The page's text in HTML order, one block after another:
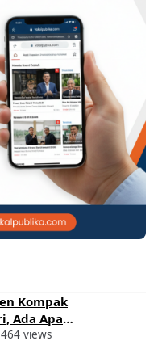
Kompak
Ada Apa
views